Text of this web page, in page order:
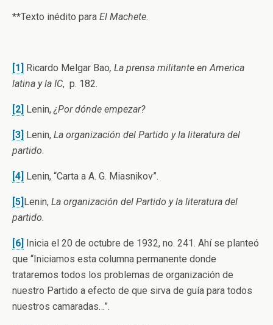
**Texto inédito para El Machete.
[1] Ricardo Melgar Bao, La prensa militante en America
latina y la IC, p. 182.
[2] Lenin,¿Por dónde empezar?
[3] Lenin, La organización del Partido y la literatura del
partido.
[4] Lenin, “Carta a A. G. Miasnikov”.
[5] Lenin, La organización del Partido y la literatura del
partido.
[6] Inicia el 20 de octubre de 1932, no. 241. Ahí se planteó
que “Iniciamos esta columna permanente donde
trataremos todos los problemas de organización de
nuestro Partido a efecto de que sirva de guía para todos
nuestros camaradas…”.